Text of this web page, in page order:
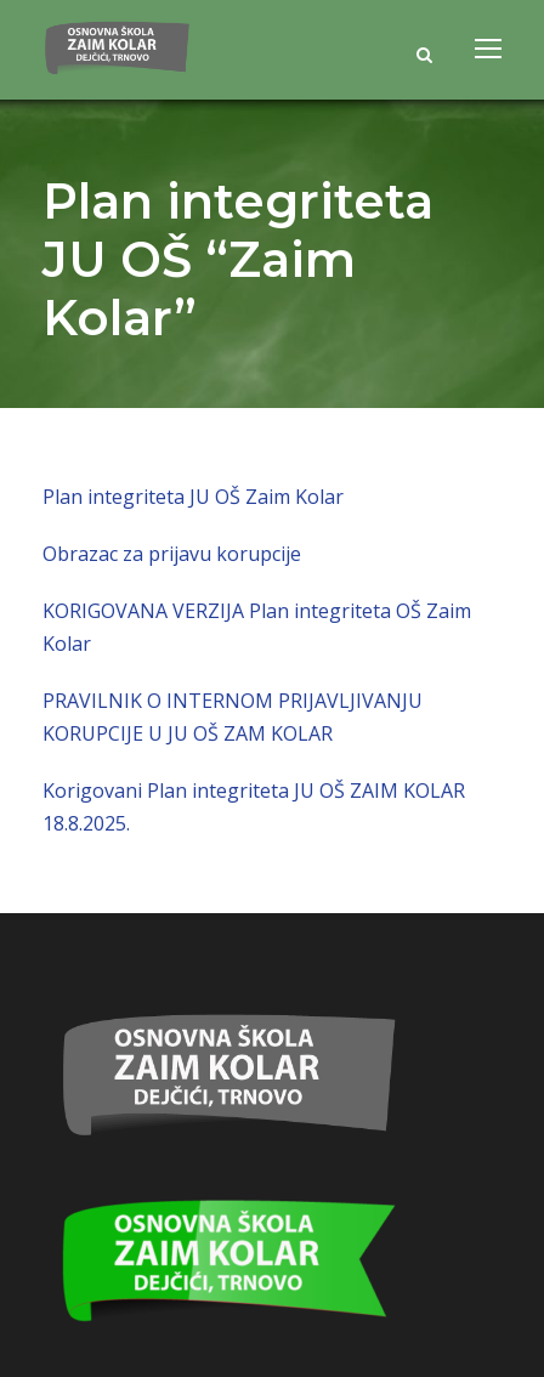
Plan integriteta
JU OŠ “Zaim
Kolar”
Plan integriteta JU OŠ Zaim Kolar
Obrazac za prijavu korupcije
KORIGOVANA VERZIJA Plan integriteta OŠ Zaim
Kolar
PRAVILNIK O INTERNOM PRIJAVLJIVANJU
KORUPCIJE U JU OŠ ZAM KOLAR
Korigovani Plan integriteta JU OŠ ZAIM KOLAR
18.8.2025.